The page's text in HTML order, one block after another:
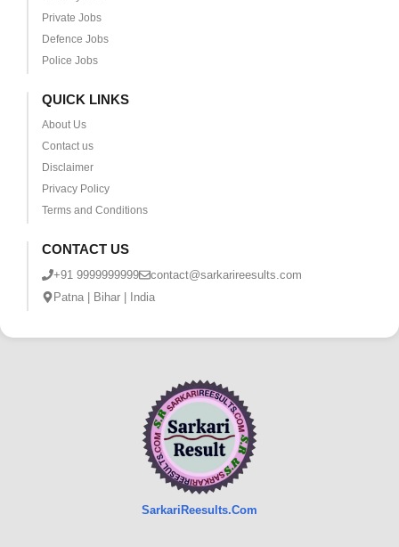
Private Jobs
Defence Jobs
Police Jobs
QUICK LINKS
About Us
Contact us
Disclaimer
Privacy Policy
Terms and Conditions
CONTACT US
+91 9999999999
contact@sarkarireesults.com
Patna | Bihar | India
SarkariReesults.Com